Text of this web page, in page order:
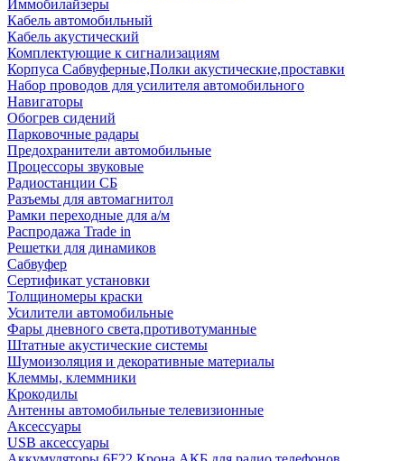
Иммобилайзеры
Кабель автомобильный
Кабель акустический
Комплектующие к сигнализациям
Корпуса Сабвуферные,Полки акустические,проставки
Набор проводов для усилителя автомобильного
Навигаторы
Обогрев сидений
Парковочные радары
Предохранители автомобильные
Процессоры звуковые
Радиостанции СБ
Разъемы для автомагнитол
Рамки переходные для а/м
Распродажа Trade in
Решетки для динамиков
Сабвуфер
Сертификат установки
Толщиномеры краски
Усилители автомобильные
Фары дневного света,противотуманные
Штатные акустические системы
Шумоизоляция и декоративные материалы
Клеммы, клеммники
Крокодилы
Антенны автомобильные телевизионные
Аксессуары
USB аксессуары